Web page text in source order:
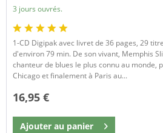
3 jours ouvrés.
​1-CD Digipak avec livret de 36 pages, 29
d'environ 79 min. De son vivant, Memphis
chanteur de blues le plus connu au monde,
Chicago et finalement à Paris au...
16,95 €
Ajouter au panier